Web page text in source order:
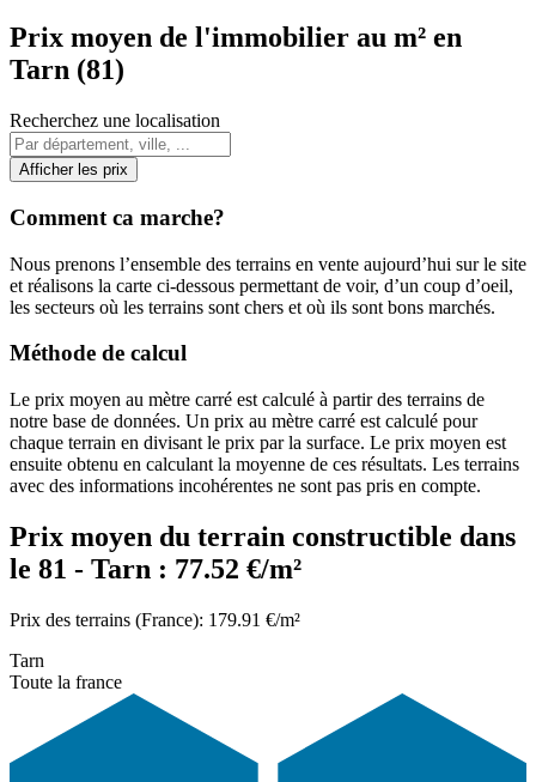
Prix moyen de l'immobilier au m² en
Tarn (81)
Recherchez une localisation
Afficher les prix
Comment ca marche?
Nous prenons l’ensemble des terrains en vente aujourd’hui sur le site
et réalisons la carte ci-dessous permettant de voir, d’un coup d’oeil,
les secteurs où les terrains sont chers et où ils sont bons marchés.
Méthode de calcul
Le prix moyen au mètre carré est calculé à partir des terrains de
notre base de données. Un prix au mètre carré est calculé pour
chaque terrain en divisant le prix par la surface. Le prix moyen est
ensuite obtenu en calculant la moyenne de ces résultats. Les terrains
avec des informations incohérentes ne sont pas pris en compte.
Prix moyen du terrain constructible dans
le 81 - Tarn : 77.52 €/m²
Prix des terrains (France): 179.91 €/m²
Tarn
Toute la france